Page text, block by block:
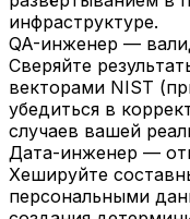
инфраструктуре.
QA-инженер —
Сверяйте
векторами NIST
убедиться в
случаев вашей
Дата-инженер —
Хешируйте
персональными